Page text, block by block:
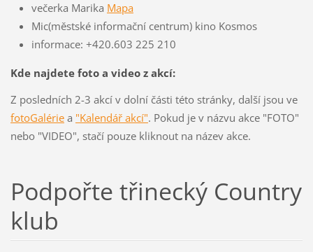
večerka Marika Mapa
Mic(městské informační centrum) kino Kosmos
informace: +420.603 225 210
Kde najdete foto a video z akcí:
Z posledních 2-3 akcí v dolní části této stránky, další jsou ve
fotoGalériea "Kalendář akcí". Pokud je v názvu akce "FOTO"
nebo "VIDEO", stačí pouze kliknout na název akce.
Podpořte třinecký Country
klub